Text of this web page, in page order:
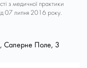
з медичної практики
07 липня 2016 року.
Саперне Поле, 3